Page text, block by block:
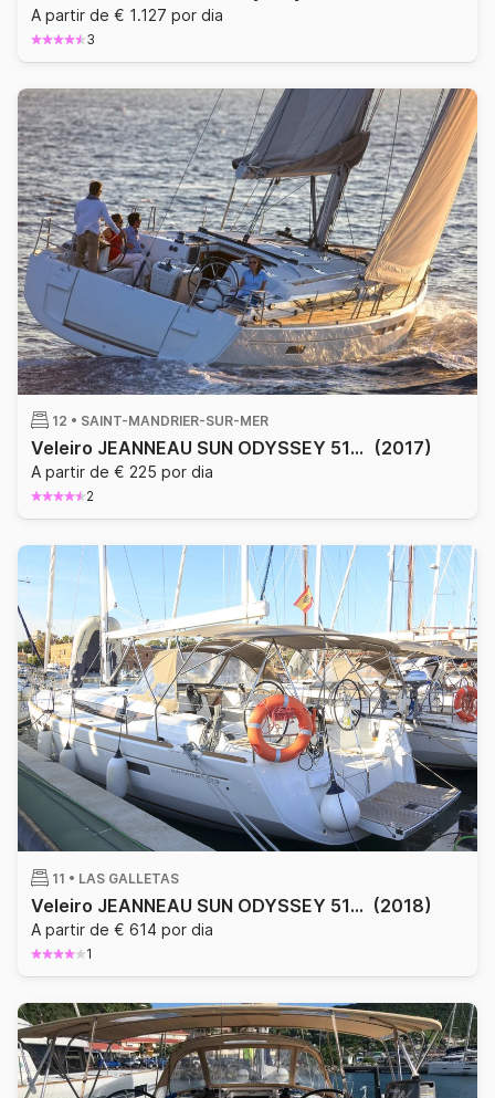
A partir de € 1.127 por dia
3
12 • SAINT-MANDRIER-SUR-MER
Veleiro JEANNEAU SUN ODYSSEY 519 15.75m (2017)
A partir de € 225 por dia
2
11 • LAS GALLETAS
Veleiro JEANNEAU SUN ODYSSEY 519 15.75m (2018)
A partir de € 614 por dia
1